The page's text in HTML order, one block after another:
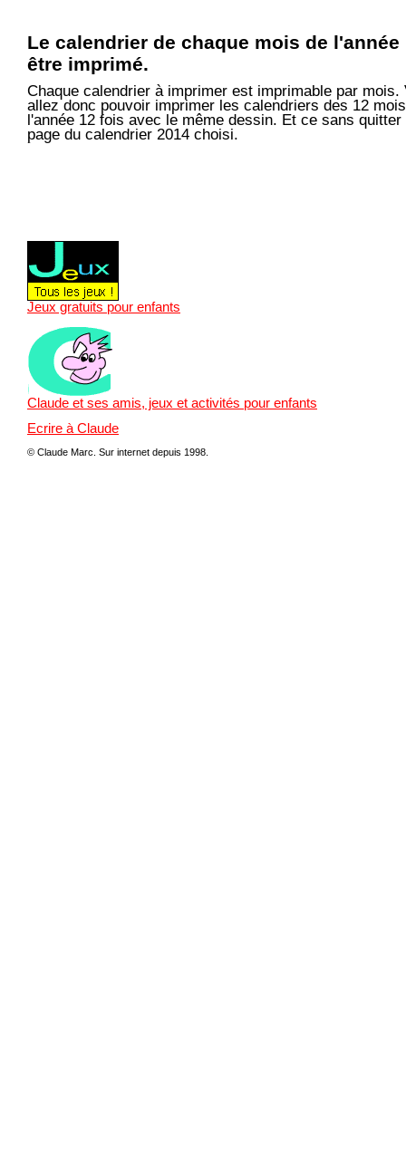
Le calendrier de chaque mois de l'année
être imprimé.
Chaque calendrier à imprimer est imprimable par mois.
allez donc pouvoir imprimer les calendriers des 12
l'année 12 fois avec le même dessin. Et ce sans quitter
page du calendrier 2014 choisi.
Jeux gratuits pour enfants
Claude et ses amis, jeux et activités pour enfants
Ecrire à Claude
© Claude Marc. Sur internet depuis 1998.